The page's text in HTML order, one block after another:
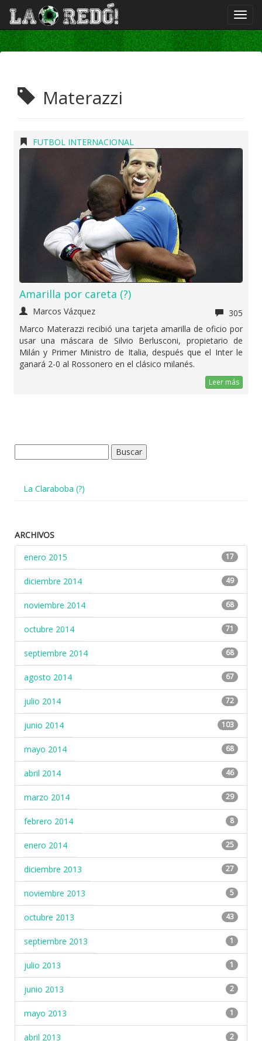
Materazzi
FUTBOL INTERNACIONAL
Amarilla por careta (?)
Marcos Vázquez
305
Marco Materazzi recibió una tarjeta amarilla de oficio por
usar una máscara de Silvio Berlusconi, propietario de
Milán y Primer Ministro de Italia, después que el Inter le
ganará 2-0 al Rossonero en el clásico milanés.
Leer más
La Claraboba (?)
ARCHIVOS
enero 2015
17
diciembre 2014 49
noviembre 2014 68
octubre 2014 71
septiembre 2014 68
agosto 2014 67
julio 2014 72
junio 2014 103
mayo 2014 68
abril 2014 46
marzo 2014 29
febrero 2014 8
enero 2014 25
diciembre 2013 27
noviembre 2013 5
octubre 2013 43
septiembre 2013 1
julio 2013 1
junio 2013 2
mayo 2013 1
abril 2013 2